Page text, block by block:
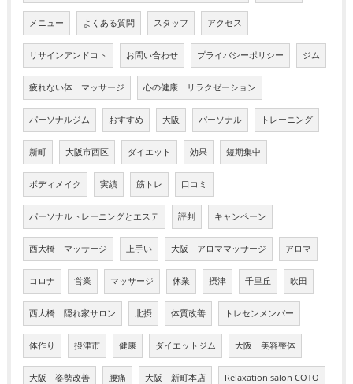
メニュー よくある質問 スタッフ アクセス
リサインアンドコト お問い合わせ プライバシーポリシー ジム
疲れない体 マッサージ 心の健康 リラクゼーション
パーソナルジム おすすめ 大阪 パーソナル トレーニング
新町 大阪市西区 ダイエット 効果 短期集中
ボディメイク 実績 筋トレ 口コミ
パーソナルトレーニングとエステ 評判 キャンペーン
西大橋 マッサージ 上手い 大阪 アロママッサージ アロマ
コロナ 営業 マッサージ 休業 摂津 千里丘 吹田
西大橋 隠れ家サロン 北摂 体質改善 トレセンメンバー
体作り 摂津市 健康 ダイエットジム 大阪 美容整体
大阪 姿勢改善 腰痛 大阪 新町本店 Relaxation salon COTO